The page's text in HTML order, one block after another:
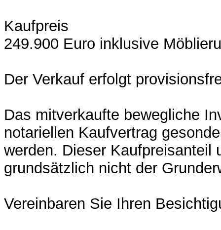
Kaufpreis
249.900 Euro inklusive
Der Verkauf erfolgt
Das mitverkaufte bewegliche
notariellen Kaufvertrag
werden. Dieser Kaufpreisanteil
grundsätzlich nicht der
Vereinbaren Sie Ihren